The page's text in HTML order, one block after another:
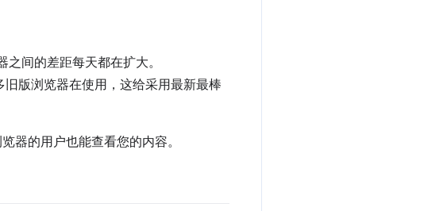
间的差距每天都在扩大。
版浏览器在使用，这给采用最新最棒
器的用户也能查看您的内容。